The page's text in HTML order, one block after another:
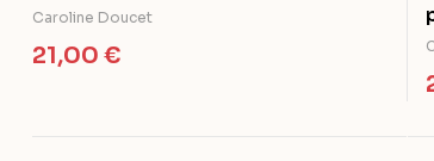
Caroline Doucet
21,00 €